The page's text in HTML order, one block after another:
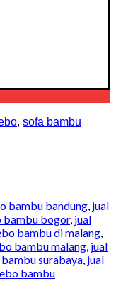
, sofa bambu
bambu bandung, jual
bambu bogor, jual
bambu di malang,
bambu malang, jual
surabaya, jual
bambu